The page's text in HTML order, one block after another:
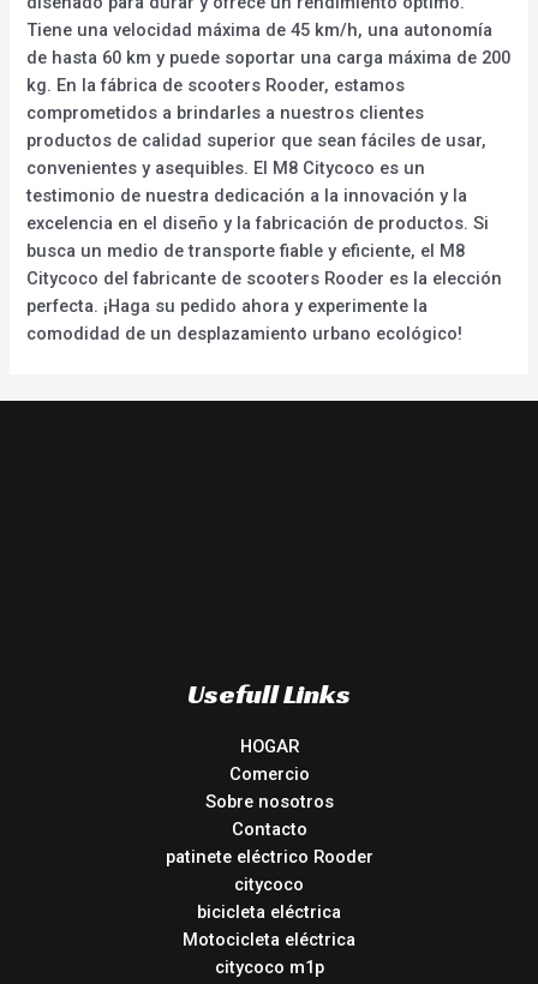
Tiene una velocidad máxima de 45 km/h, una autonomía
de hasta 60 km y puede soportar una carga máxima de 200
kg. En la fábrica de scooters Rooder, estamos
comprometidos a brindarles a nuestros clientes
productos de calidad superior que sean fáciles de usar,
convenientes y asequibles. El M8 Citycoco es un
testimonio de nuestra dedicación a la innovación y la
excelencia en el diseño y la fabricación de productos. Si
busca un medio de transporte fiable y eficiente, el M8
Citycoco del fabricante de scooters Rooder es la elección
perfecta. ¡Haga su pedido ahora y experimente la
comodidad de un desplazamiento urbano ecológico!
Usefull Links
HOGAR
Comercio
Sobre nosotros
Contacto
patinete eléctrico Rooder
citycoco
bicicleta eléctrica
Motocicleta eléctrica
citycoco m1p